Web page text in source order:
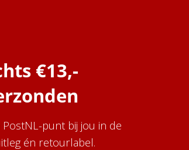
€13,-
punt bij jou in de
én retourlabel.